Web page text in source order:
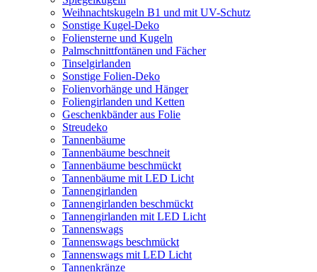
Weihnachtskugeln B1 und mit UV-Schutz
Sonstige Kugel-Deko
Foliensterne und Kugeln
Palmschnittfontänen und Fächer
Tinselgirlanden
Sonstige Folien-Deko
Folienvorhänge und Hänger
Foliengirlanden und Ketten
Geschenkbänder aus Folie
Streudeko
Tannenbäume
Tannenbäume beschneit
Tannenbäume beschmückt
Tannenbäume mit LED Licht
Tannengirlanden
Tannengirlanden beschmückt
Tannengirlanden mit LED Licht
Tannenswags
Tannenswags beschmückt
Tannenswags mit LED Licht
Tannenkränze